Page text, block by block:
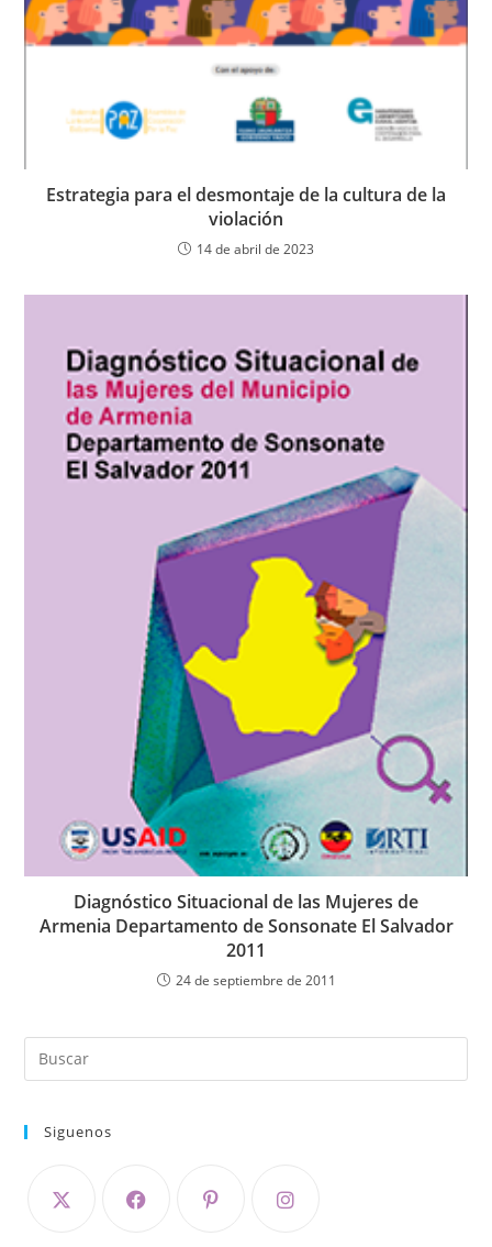
Estrategia para el desmontaje de la cultura de la
violación
14 de abril de 2023
Diagnóstico Situacional de las Mujeres de
Armenia Departamento de Sonsonate El Salvador
2011
24 de septiembre de 2011
Siguenos